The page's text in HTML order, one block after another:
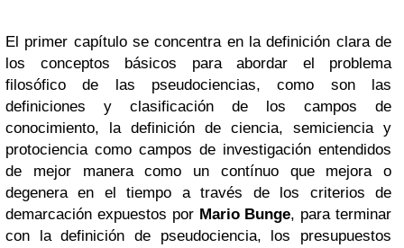
El primer capítulo se concentra en la definición clara de
los conceptos básicos para abordar el problema
filosófico de las pseudociencias, como son las
definiciones y clasificación de los campos de
conocimiento, la definición de ciencia, semiciencia y
protociencia como campos de investigación entendidos
de mejor manera como un contínuo que mejora o
degenera en el tiempo a través de los criterios de
demarcación expuestos por Mario Bunge, para terminar
con la definición de pseudociencia, los presupuestos